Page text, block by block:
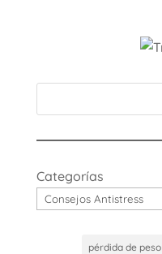
Categorías
pérdida de peso